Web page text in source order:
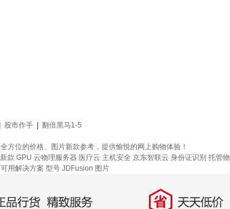
股市作手
翻倍黑马1-5
方位的价格、图片新款参考，提供愉悦的网上购物体验！
新款 GPU 云物理服务器 医疗云 主机安全 京东智联云 身份证识别 托管
用解决方案 型号 JDFusion 图片
行货，精致服务 省 天天低价，